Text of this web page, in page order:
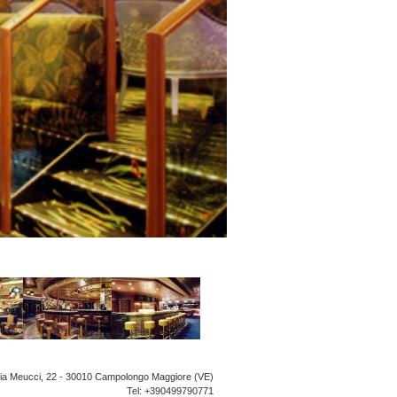
Meucci, 22 - 30010 Campolongo Maggiore (VE)
Tel: +390499790771